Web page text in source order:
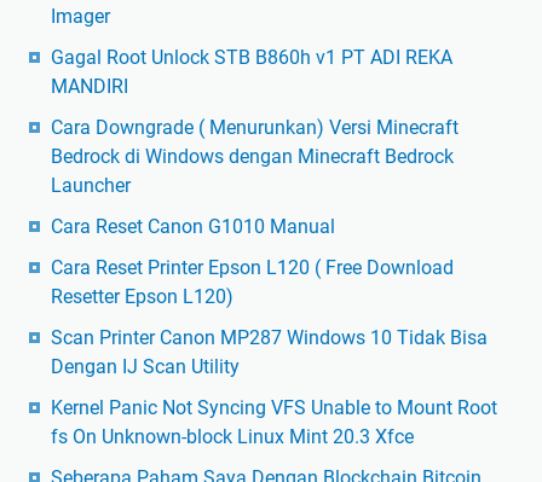
Imager
Gagal Root Unlock STB B860h v1 PT ADI REKA
MANDIRI
Cara Downgrade ( Menurunkan) Versi Minecraft
Bedrock di Windows dengan Minecraft Bedrock
Launcher
Cara Reset Canon G1010 Manual
Cara Reset Printer Epson L120 ( Free Download
Resetter Epson L120)
Scan Printer Canon MP287 Windows 10 Tidak Bisa
Dengan IJ Scan Utility
Kernel Panic Not Syncing VFS Unable to Mount Root
fs On Unknown-block Linux Mint 20.3 Xfce